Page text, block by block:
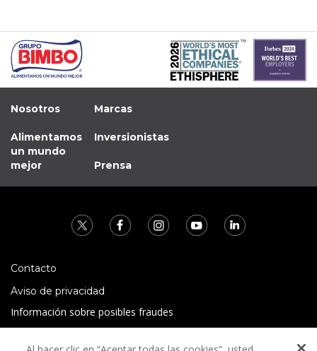
Nosotros
Alimentamos
un mundo
mejor
Marcas
Inversionistas
Prensa
Contacto
Aviso de privacidad
Información sobre posibles fraudes